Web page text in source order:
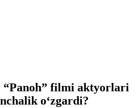
filmi aktyorlari
o‘zgardi?